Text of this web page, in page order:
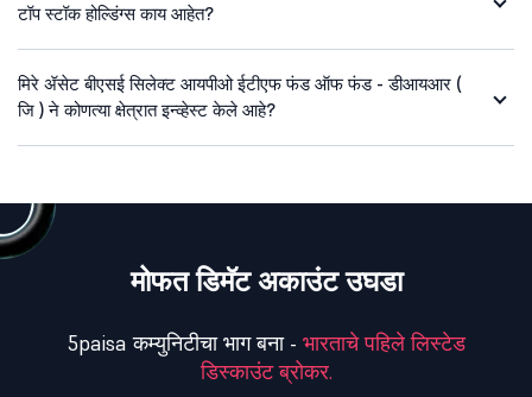
टॉप स्टॉक होल्डिंग्स काय आहेत?
मिरे ॲसेट बीएसई सिलेक्ट आयपीओ ईटीएफ फंड ऑफ फंड - डीआयआर (
जि ) ने कोणत्या क्षेत्रात इन्व्हेस्ट केले आहे?
मोफत डिमॅट अकाउंट उघडा
5paisa कम्युनिटीचा भाग बना - भारताचे पहिले लिस्टेड
डिस्काउंट ब्रोकर.